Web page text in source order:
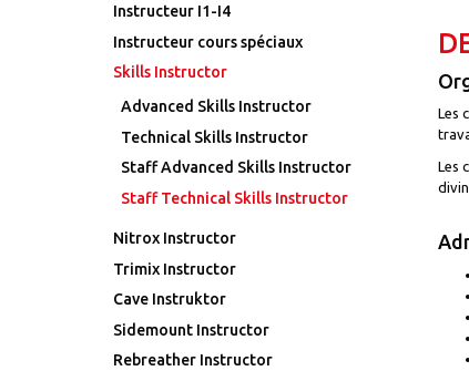
Instructeur I1-I4
Instructeur cours spéciaux
Skills Instructor
Advanced Skills Instructor
Technical Skills Instructor
Staff Advanced Skills Instructor
Staff Technical Skills Instructor
Nitrox Instructor
Trimix Instructor
Cave Instruktor
Sidemount Instructor
Rebreather Instructor
Les
Les